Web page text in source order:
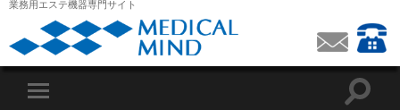
業務用エステ機器専門サイト